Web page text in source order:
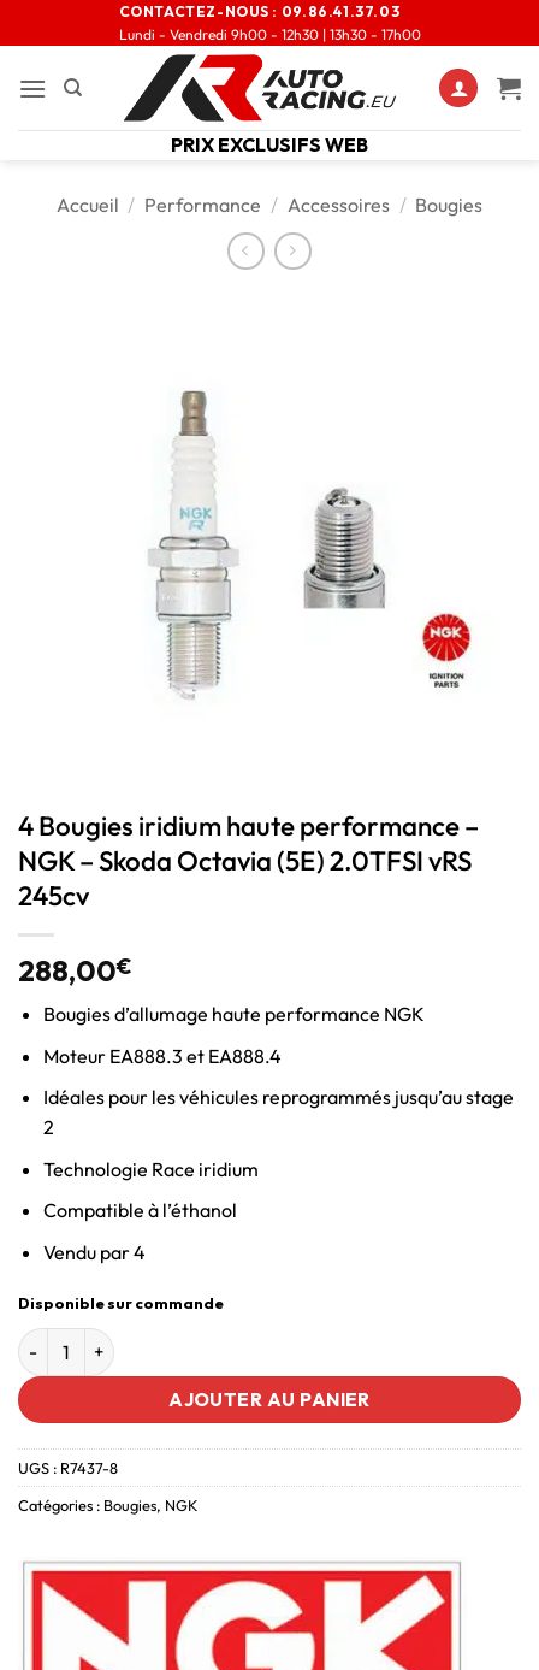
CONTACTEZ-NOUS : 09.86.41.37.03
Lundi - Vendredi 9h00 - 12h30 | 13h30 - 17h00
PRIX EXCLUSIFS WEB
Accueil / Performance / Accessoires / Bougies
4 Bougies iridium haute performance –
NGK – Skoda Octavia (5E) 2.0TFSI vRS
245cv
288,00€
Bougies d’allumage haute performance NGK
Moteur EA888.3 et EA888.4
Idéales pour les véhicules reprogrammés jusqu’au stage
2
Technologie Race iridium
Compatible à l’éthanol
Vendu par 4
Disponible sur commande
AJOUTER AU PANIER
UGS : R7437-8
Catégories : Bougies, NGK